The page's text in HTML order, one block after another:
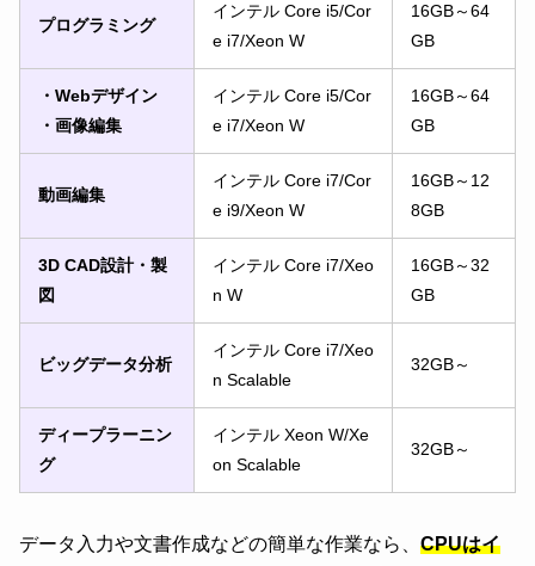
プログラミング
インテル Core i5/Cor
e i7/Xeon W
16GB～64
GB
・Webデザイン
・画像編集
インテル Core i5/Cor
e i7/Xeon W
16GB～64
GB
動画編集
インテル Core i7/Cor
e i9/Xeon W
16GB～12
8GB
3D CAD設計・製
図
インテル Core i7/Xeo
n W
16GB～32
GB
ビッグデータ分析
インテル Core i7/Xeo
n Scalable
32GB～
ディープラーニン
グ
インテル Xeon W/Xe
on Scalable
32GB～
データ入力や文書作成などの簡単な作業なら、 CPUはイ